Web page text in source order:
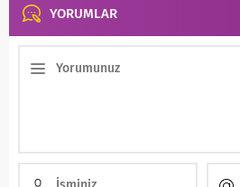
YORUMLAR